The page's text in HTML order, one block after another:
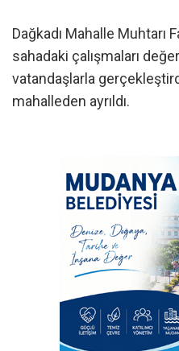
Dağkadı Mahalle Muhtarı
sahadaki çalışmaları
vatandaşlarla
mahalleden ayrıldı.